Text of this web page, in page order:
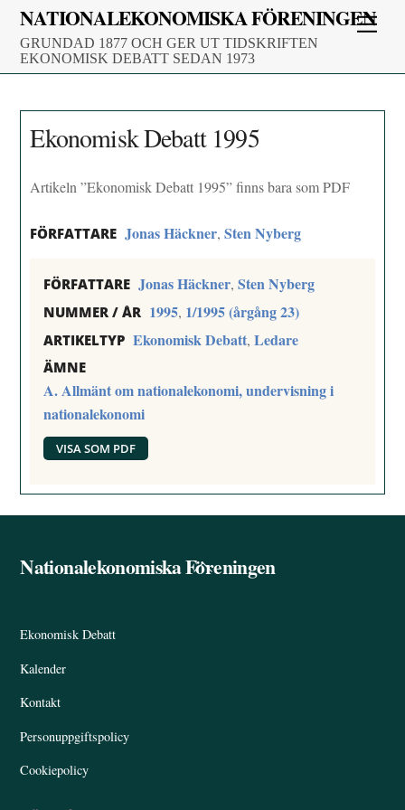
Skip
content
NATIONALEKONOMISKA FÖRENINGEN
GRUNDAD 1877 OCH GER UT TIDSKRIFTEN
EKONOMISK DEBATT SEDAN 1973
Ekonomisk Debatt 1995
Artikeln ”Ekonomisk Debatt 1995” finns bara som PDF
FÖRFATTARE Jonas Häckner,Sten Nyberg
FÖRFATTARE Jonas Häckner,Sten Nyberg
NUMMER / ÅR 1995, 1/1995 (årgång 23)
ARTIKELTYP Ekonomisk Debatt,Ledare
ÄMNE
A. Allmänt om nationalekonomi, undervisning i
nationalekonomi
VISA SOM PDF
Back
Nationalekonomiska Föreningen
Ekonomisk Debatt
Kalender
Kontakt
Personuppgiftspolicy
Cookiepolicy